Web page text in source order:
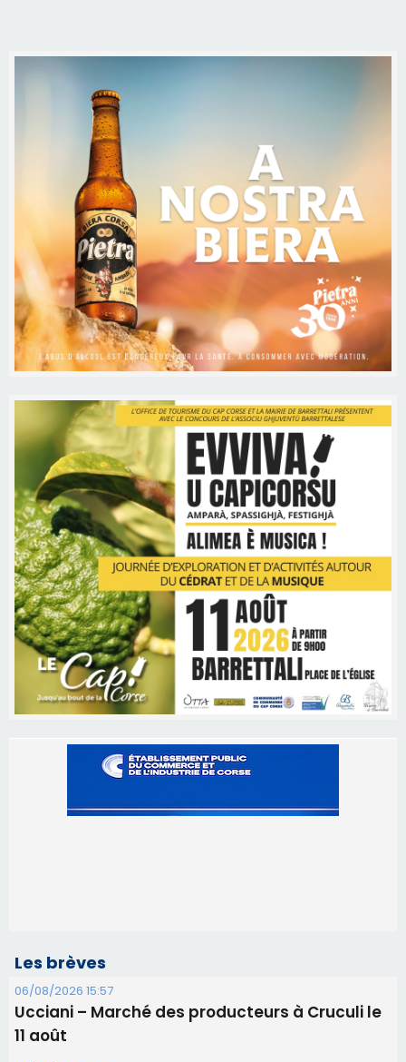
Les brèves
06/08/2026 15:57
Ucciani – Marché des producteurs à Cruculi le
11 août